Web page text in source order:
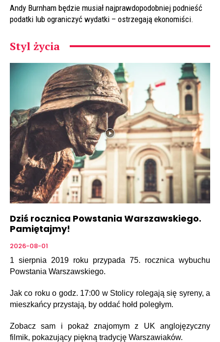
Andy Burnham będzie musiał najprawdopodobniej podnieść
podatki lub ograniczyć wydatki – ostrzegają ekonomiści.
Styl życia
Dziś rocznica Powstania Warszawskiego.
Pamiętajmy!
2026-08-01
1 sierpnia 2019 roku przypada 75. rocznica wybuchu
Powstania Warszawskiego.
Jak co roku o godz. 17:00 w Stolicy rolegają się syreny, a
mieszkańcy przystają, by oddać hołd poległym.
Zobacz sam i pokaż znajomym z UK anglojęzyczny
filmik, pokazujący piękną tradycję Warszawiaków.